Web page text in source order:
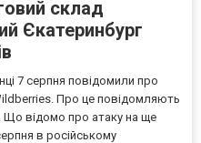
склад
Єкатеринбург
7 серпня повідомили про
Про це повідомляють
Що відомо про атаку на ще
в російському